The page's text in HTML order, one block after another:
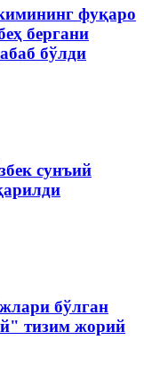
фуқаро
бергани
бўлди
сунъий
бўлган
тизим жорий